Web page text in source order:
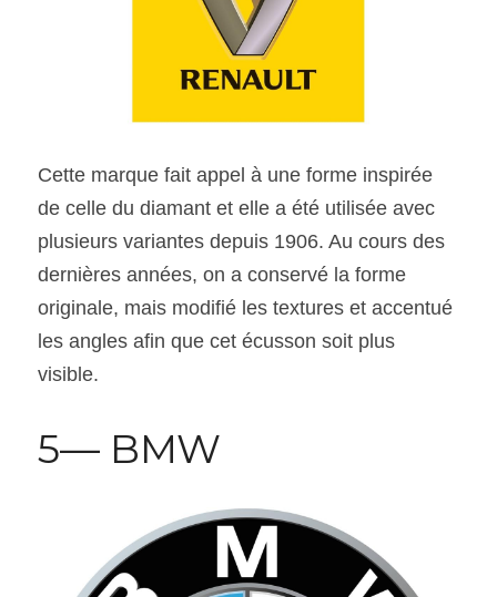
Cette marque fait appel à une forme inspirée
de celle du diamant et elle a été utilisée avec
plusieurs variantes depuis 1906. Au cours des
dernières années, on a conservé la forme
originale, mais modifié les textures et accentué
les angles afin que cet écusson soit plus
visible.
5— BMW